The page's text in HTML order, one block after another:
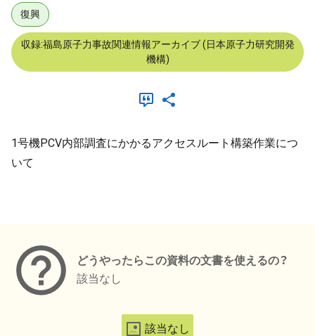
復興
収録:福島原子力事故関連情報アーカイブ (日本原子力研究開発
機構)
1号機PCV内部調査にかかるアクセスルート構築作業につ
いて
どうやったらこの資料の文書を使えるの？
該当なし
該当なし